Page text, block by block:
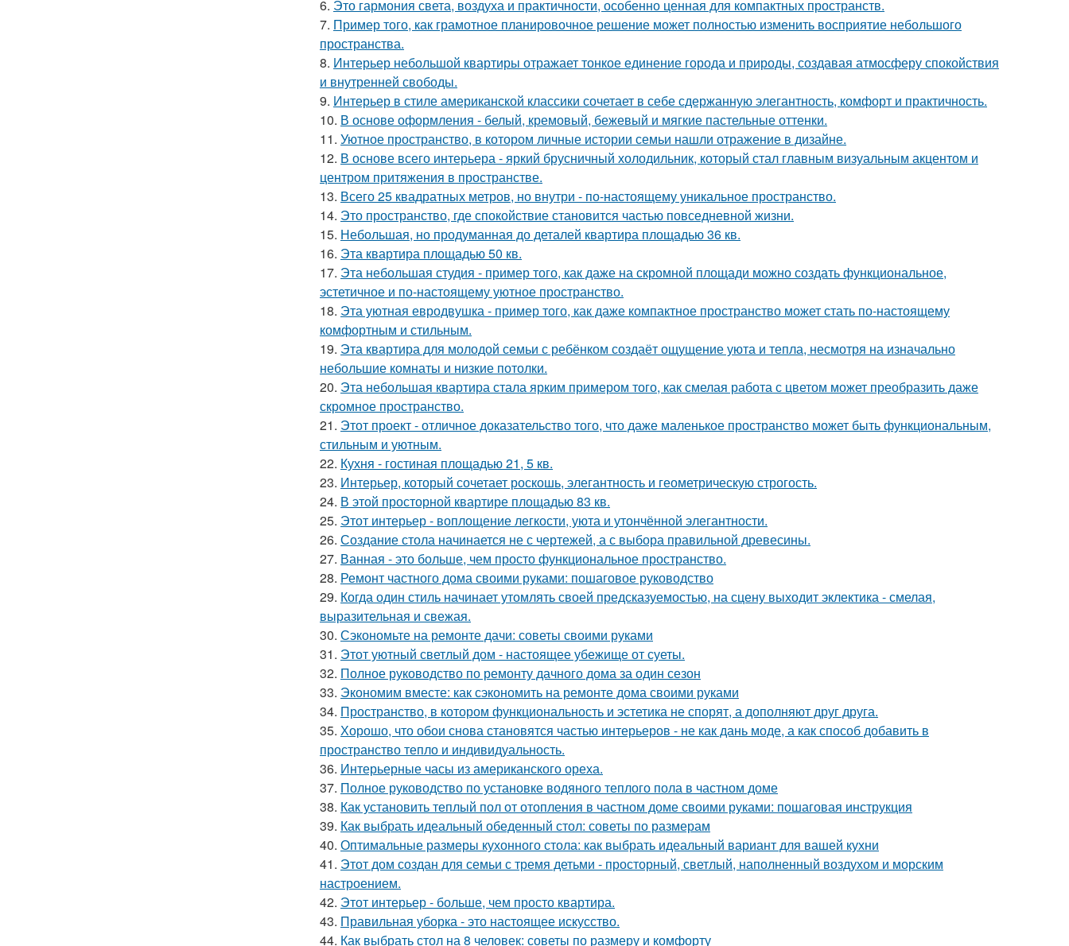
6. Это гармония света, воздуха и практичности, особенно ценная для компактных пространств.
7. Пример того, как грамотное планировочное решение может полностью изменить восприятие небольшого
пространства.
8. Интерьер небольшой квартиры отражает тонкое единение города и природы, создавая атмосферу спокойствия
и внутренней свободы.
9. Интерьер в стиле американской классики сочетает в себе сдержанную элегантность, комфорт и практичность.
10. В основе оформления - белый, кремовый, бежевый и мягкие пастельные оттенки.
11. Уютное пространство, в котором личные истории семьи нашли отражение в дизайне.
12. В основе всего интерьера - яркий брусничный холодильник, который стал главным визуальным акцентом и
центром притяжения в пространстве.
13. Всего 25 квадратных метров, но внутри - по-настоящему уникальное пространство.
14. Это пространство, где спокойствие становится частью повседневной жизни.
15. Небольшая, но продуманная до деталей квартира площадью 36 кв.
16. Эта квартира площадью 50 кв.
17. Эта небольшая студия - пример того, как даже на скромной площади можно создать функциональное,
эстетичное и по-настоящему уютное пространство.
18. Эта уютная евродвушка - пример того, как даже компактное пространство может стать по-настоящему
комфортным и стильным.
19. Эта квартира для молодой семьи с ребёнком создаёт ощущение уюта и тепла, несмотря на изначально
небольшие комнаты и низкие потолки.
20. Эта небольшая квартира стала ярким примером того, как смелая работа с цветом может преобразить даже
скромное пространство.
21. Этот проект - отличное доказательство того, что даже маленькое пространство может быть функциональным,
стильным и уютным.
22. Кухня - гостиная площадью 21, 5 кв.
23. Интерьер, который сочетает роскошь, элегантность и геометрическую строгость.
24. В этой просторной квартире площадью 83 кв.
25. Этот интерьер - воплощение легкости, уюта и утончённой элегантности.
26. Создание стола начинается не с чертежей, а с выбора правильной древесины.
27. Ванная - это больше, чем просто функциональное пространство.
28. Ремонт частного дома своими руками: пошаговое руководство
29. Когда один стиль начинает утомлять своей предсказуемостью, на сцену выходит эклектика - смелая,
выразительная и свежая.
30. Сэкономьте на ремонте дачи: советы своими руками
31. Этот уютный светлый дом - настоящее убежище от суеты.
32. Полное руководство по ремонту дачного дома за один сезон
33. Экономим вместе: как сэкономить на ремонте дома своими руками
34. Пространство, в котором функциональность и эстетика не спорят, а дополняют друг друга.
35. Хорошо, что обои снова становятся частью интерьеров - не как дань моде, а как способ добавить в
пространство тепло и индивидуальность.
36. Интерьерные часы из американского ореха.
37. Полное руководство по установке водяного теплого пола в частном доме
38. Как установить теплый пол от отопления в частном доме своими руками: пошаговая инструкция
39. Как выбрать идеальный обеденный стол: советы по размерам
40. Оптимальные размеры кухонного стола: как выбрать идеальный вариант для вашей кухни
41. Этот дом создан для семьи с тремя детьми - просторный, светлый, наполненный воздухом и морским
настроением.
42. Этот интерьер - больше, чем просто квартира.
43. Правильная уборка - это настоящее искусство.
44. Как выбрать стол на 8 человек: советы по размеру и комфорту